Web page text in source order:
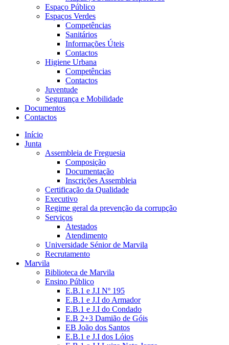
Espaço Público
Espaços Verdes
Competências
Sanitários
Informações Úteis
Contactos
Higiene Urbana
Competências
Contactos
Juventude
Segurança e Mobilidade
Documentos
Contactos
Início
Junta
Assembleia de Freguesia
Composição
Documentação
Inscrições Assembleia
Certificação da Qualidade
Executivo
Regime geral da prevenção da corrupção
Serviços
Atestados
Atendimento
Universidade Sénior de Marvila
Recrutamento
Marvila
Biblioteca de Marvila
Ensino Público
E.B.1 e J.I Nº 195
E.B.1 e J.I do Armador
E.B.1 e J.I do Condado
E.B 2+3 Damião de Góis
EB João dos Santos
E.B.1 e J.I dos Lóios